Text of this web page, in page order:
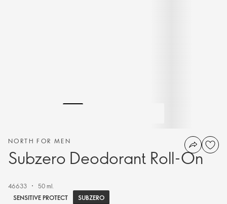
NORTH FOR MEN
Subzero Deodorant Roll-On
46633
50 ml.
SENSITIVE PROTECT
SUBZERO